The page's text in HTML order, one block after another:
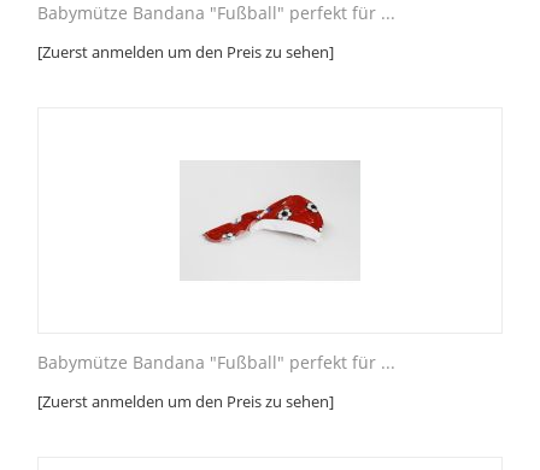
Babymütze Bandana "Fußball" perfekt für ...
[Zuerst anmelden um den Preis zu sehen]
Babymütze Bandana "Fußball" perfekt für ...
[Zuerst anmelden um den Preis zu sehen]